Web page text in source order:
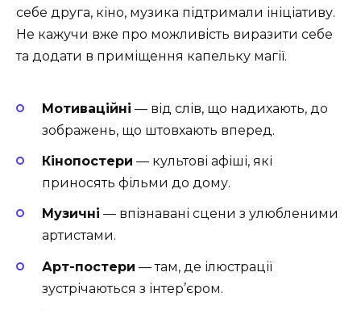
себе друга, кіно, музика підтримали ініціативу.
Не кажучи вже про можливість виразити себе
та додати в приміщення капельку магії.
Мотиваційні — від слів, що надихають, до
зображень, що штовхають вперед.
Кінопостери — культові афіші, які
приносять фільми до дому.
Музичні — впізнавані сцени з улюбленими
артистами.
Арт-постери — там, де ілюстрації
зустрічаються з інтер’єром.